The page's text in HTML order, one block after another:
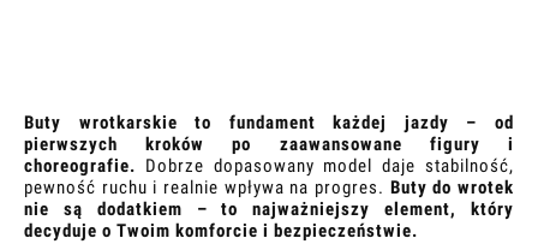
Buty wrotkarskie to fundament każdej jazdy – od
pierwszych kroków po zaawansowane figury i
choreografie. Dobrze dopasowany model daje stabilność,
pewność ruchu i realnie wpływa na progres. Buty do wrotek
nie są dodatkiem – to najważniejszy element, który
decyduje o Twoim komforcie i bezpieczeństwie.